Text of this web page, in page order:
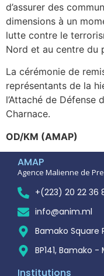
d’assurer des
dimensions à un
lutte contre le
Nord et au centre du
La cérémonie de
représentants de la
l’Attaché de
Charnace.
OD/KM (AMAP)
AMAP
Agence Malienne de
+(223) 20 22 36
info@anim.ml
Bamako Square
BP141, Bamako -
Institutions